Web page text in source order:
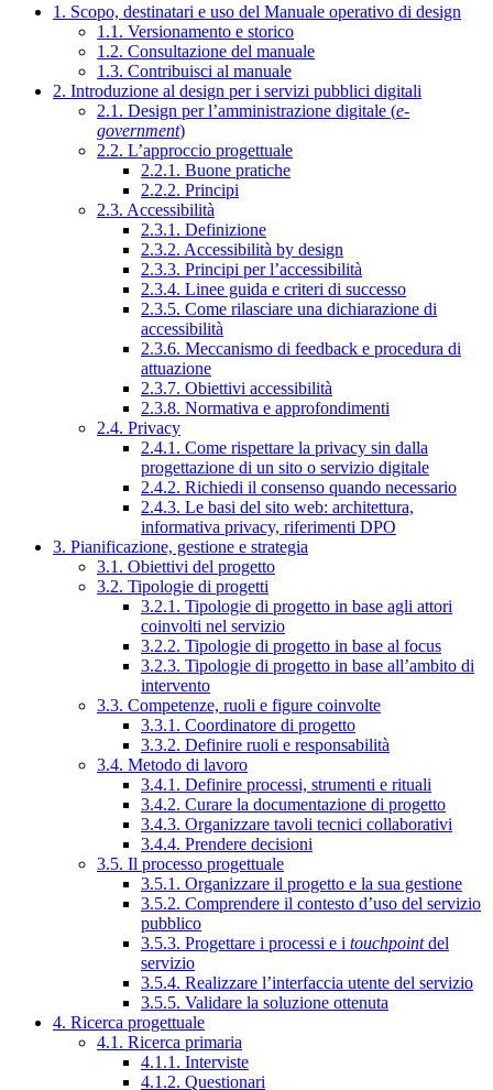
1. Scopo, destinatari e uso del Manuale operativo di design
1.1. Versionamento e storico
1.2. Consultazione del manuale
1.3. Contribuisci al manuale
2. Introduzione al design per i servizi pubblici digitali
2.1. Design per l’amministrazione digitale (e-
government)
2.2. L’approccio progettuale
2.2.1. Buone pratiche
2.2.2. Principi
2.3. Accessibilità
2.3.1. Definizione
2.3.2. Accessibilità by design
2.3.3. Principi per l’accessibilità
2.3.4. Linee guida e criteri di successo
2.3.5. Come rilasciare una dichiarazione di
accessibilità
2.3.6. Meccanismo di feedback e procedura di
attuazione
2.3.7. Obiettivi accessibilità
2.3.8. Normativa e approfondimenti
2.4. Privacy
2.4.1. Come rispettare la privacy sin dalla
progettazione di un sito o servizio digitale
2.4.2. Richiedi il consenso quando necessario
2.4.3. Le basi del sito web: architettura,
informativa privacy, riferimenti DPO
3. Pianificazione, gestione e strategia
3.1. Obiettivi del progetto
3.2. Tipologie di progetti
3.2.1. Tipologie di progetto in base agli attori
coinvolti nel servizio
3.2.2. Tipologie di progetto in base al focus
3.2.3. Tipologie di progetto in base all’ambito di
intervento
3.3. Competenze, ruoli e figure coinvolte
3.3.1. Coordinatore di progetto
3.3.2. Definire ruoli e responsabilità
3.4. Metodo di lavoro
3.4.1. Definire processi, strumenti e rituali
3.4.2. Curare la documentazione di progetto
3.4.3. Organizzare tavoli tecnici collaborativi
3.4.4. Prendere decisioni
3.5. Il processo progettuale
3.5.1. Organizzare il progetto e la sua gestione
3.5.2. Comprendere il contesto d’uso del servizio
pubblico
3.5.3. Progettare i processi e i touchpointdel
servizio
3.5.4. Realizzare l’interfaccia utente del servizio
3.5.5. Validare la soluzione ottenuta
4. Ricerca progettuale
4.1. Ricerca primaria
4.1.1. Interviste
4.1.2. Questionari